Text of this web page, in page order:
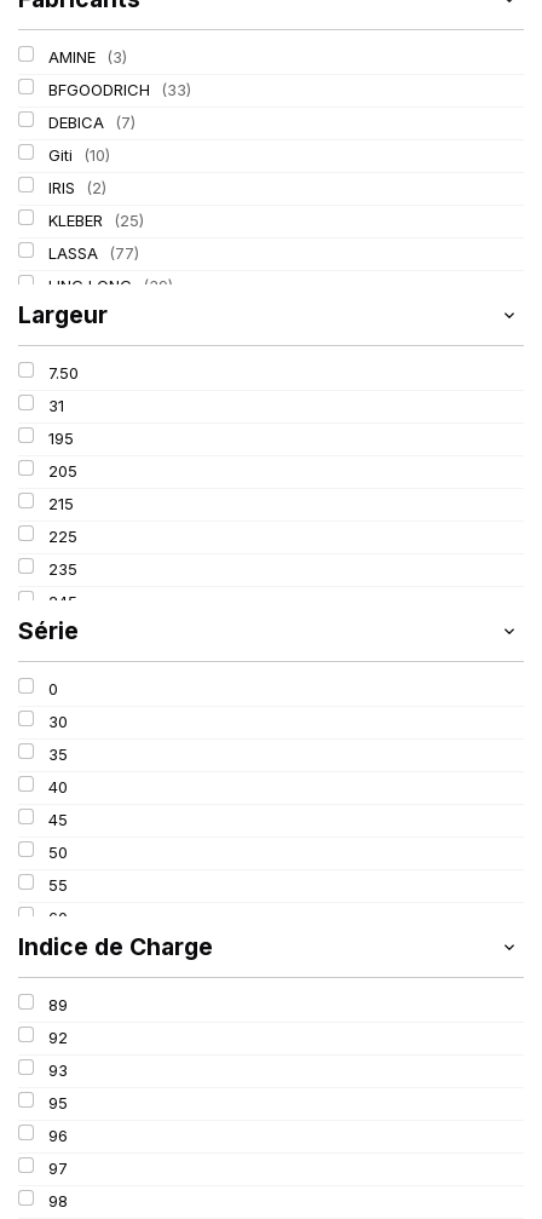
AMINE
(3)
BFGOODRICH
(33)
DEBICA
(7)
Giti
(10)
IRIS
(2)
KLEBER
(25)
LASSA
(77)
LING LONG
(39)
MICHELIN
PIRELLI (110)
TIGAR
Largeur
7.50
31
195
205
215
225
235
245
255
265
275
285
295
305
315
325
Série
0
30
35
40
45
50
55
60
65
70
75
80
85
100
Indice de Charge
89
92
93
95
96
97
98